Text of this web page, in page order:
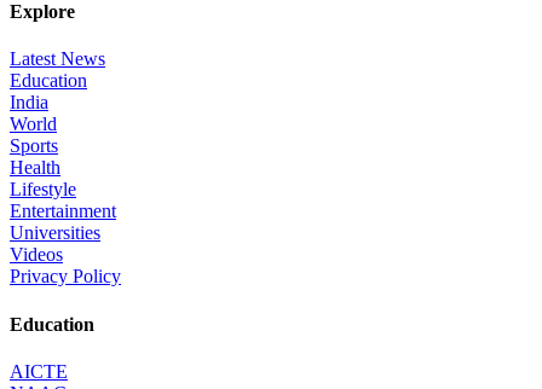
Explore
Latest News
Education
India
World
Sports
Health
Lifestyle
Entertainment
Universities
Videos
Privacy Policy
Education
AICTE